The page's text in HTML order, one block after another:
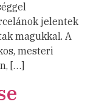
jelentek
magukkal. A
mesteri
[…]